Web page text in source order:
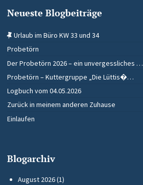
Neueste Blogbeiträge
Urlaub im Büro KW 33 und 34
Probetörn
Der Probetörn 2026 – ein unvergessliches …
Probetörn – Kuttergruppe „Die Lüttis�…
Logbuch vom 04.05.2026
Zurück in meinem anderen Zuhause
Einlaufen
Blogarchiv
August 2026(1)